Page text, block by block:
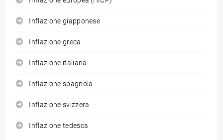
Inflazione giapponese
Inflazione greca
Inflazione italiana
Inflazione spagnola
Inflazione svizzera
Inflazione tedesca